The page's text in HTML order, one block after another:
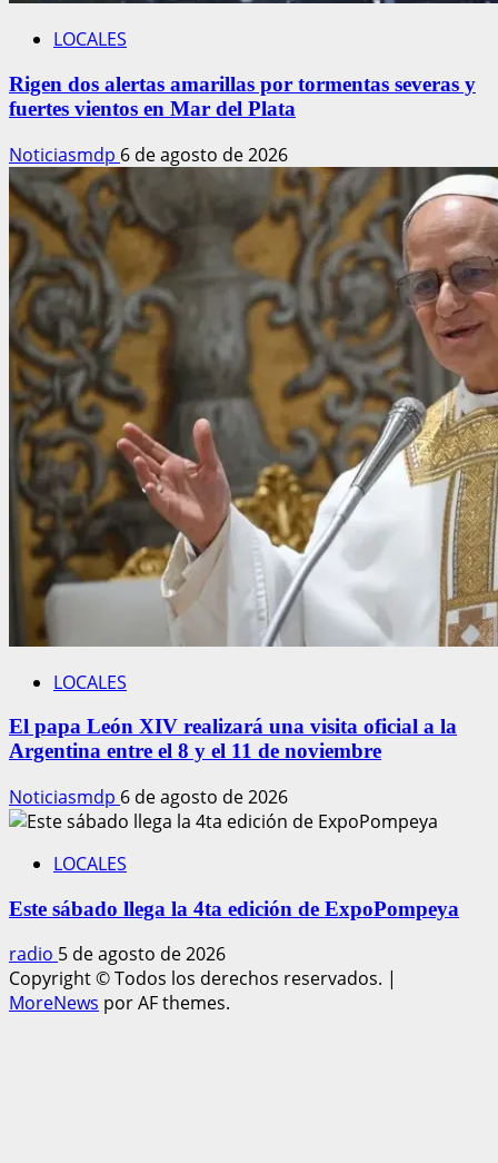
LOCALES
Rigen dos alertas amarillas por tormentas severas y
fuertes vientos en Mar del Plata
Noticiasmdp 6 de agosto de 2026
LOCALES
El papa León XIV realizará una visita oficial a la
Argentina entre el 8 y el 11 de noviembre
Noticiasmdp 6 de agosto de 2026
LOCALES
Este sábado llega la 4ta edición de ExpoPompeya
radio 5 de agosto de 2026
Copyright © Todos los derechos reservados. |
MoreNews por AF themes.